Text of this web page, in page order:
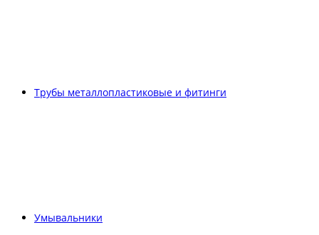
Трубы металлопластиковые и фитинги
Умывальники